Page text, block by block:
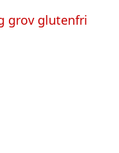
grov glutenfri